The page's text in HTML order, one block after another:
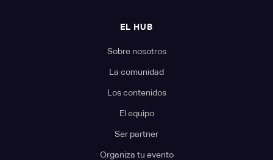
EL HUB
Sobre nosotros
La comunidad
Los contenidos
El equipo
Ser partner
Organiza tu evento